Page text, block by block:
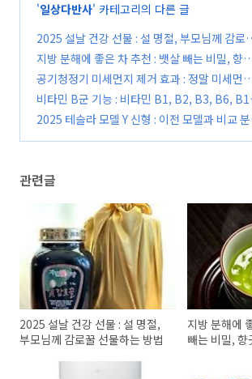
'일상다반사' 카테고리의 다른 글
2025 설날 건강 선물 : 설 명절, 부모님께 감로
선물하는 방법 (0)
지방 분해에 좋은 차 추천 : 뱃살 빼는 비밀, 향
한 차 한 잔으로
(0)
공기청정기 미세먼지 제거 효과 : 정말 미세먼
제거될까
(0)
비타민 B군 기능 : 비타민 B1, B2, B3, B6,
효능부터 복용법까지 (0)
2025 테슬라 모델 Y 신형 : 이전 모델과 비교
관련글
2025 설날 건강 선물 : 설 명절,
부모님께 감로꿀 선물하는 방법
지방 분해에
빼는 비밀, 향